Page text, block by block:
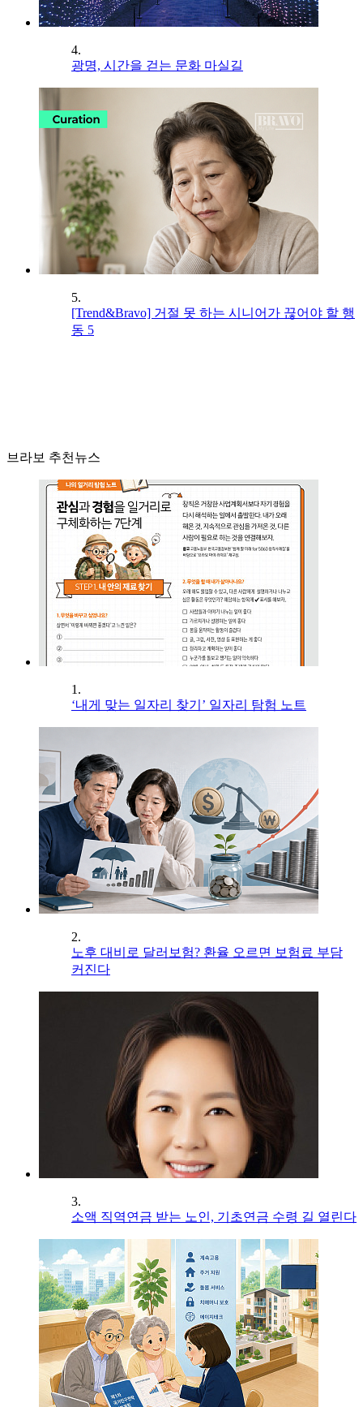
4.
광명, 시간을 걷는 문화 마실길
5.
[Trend&Bravo] 거절 못 하는 시니어가 끊어야 할 행
동 5
브라보 추천뉴스
1.
‘내게 맞는 일자리 찾기’ 일자리 탐험 노트
2.
노후 대비로 달러보험? 환율 오르면 보험료 부담
커진다
3.
소액 직역연금 받는 노인, 기초연금 수령 길 열린다